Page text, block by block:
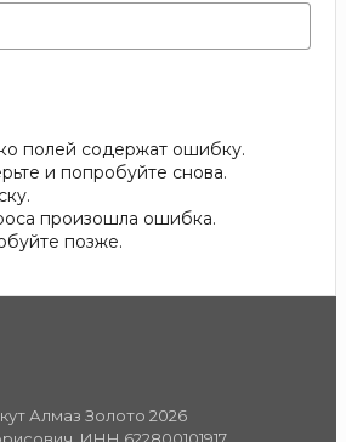
полей содержат ошибку.
и попробуйте снова.
произошла ошибка.
позже.
Алмаз Золото 2026
ИНН 622800101917